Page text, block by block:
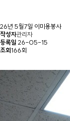
26년 5월7일 이미용봉사
작성자관리자
등록일 26-05-15
조회166회